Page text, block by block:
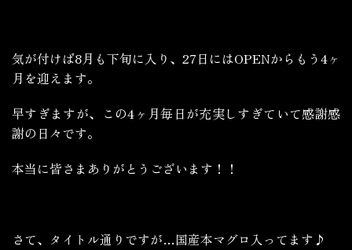
気が付けば8月も下旬に入り、27日にはOPENからもう4ヶ
月を迎えます。
早すぎますが、この4ヶ月毎日が充実しすぎていて感謝感
謝の日々です。
本当に皆さまありがとうございます！！
さて、タイトル通りですが…国産本マグロ入ってます♪